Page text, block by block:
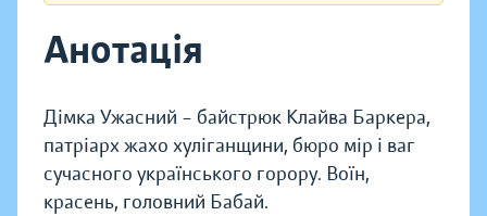
Анотація
Дімка Ужасний – байстрюк Клайва Баркера,
патріарх жахо хуліганщини, бюро мір і ваг
сучасного українського горору. Воїн,
красень, головний Бабай.